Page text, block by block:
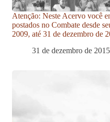
Atenção: Neste Acervo você
postados no Combate desde
2009, até 31 de dezembro de
31 de dezembro de 2015